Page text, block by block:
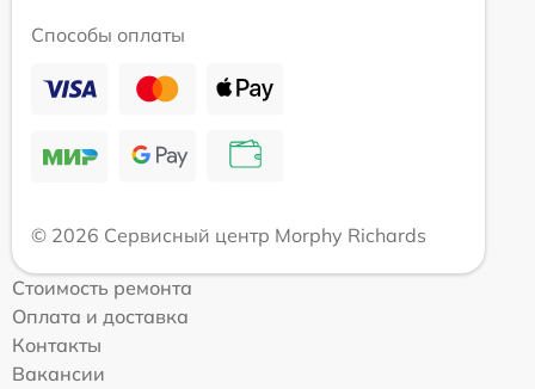
Способы оплаты
© 2026 Сервисный центр Morphy Richards
Стоимость ремонта
Оплата и доставка
Контакты
Вакансии